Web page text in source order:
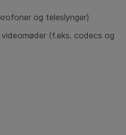
og teleslynger)
(f.eks. codecs og